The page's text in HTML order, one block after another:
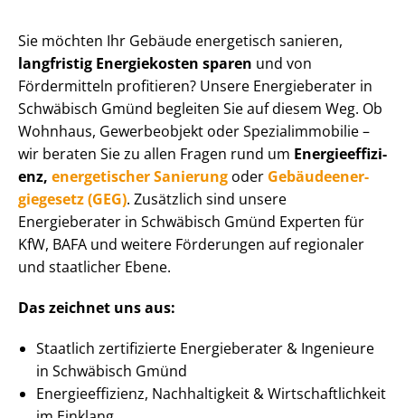
Sie möchten Ihr Gebäude energetisch sanieren,
langfristig Energiekosten sparen und von
Fördermitteln profitieren? Unsere Energieberater in
Schwäbisch Gmünd begleiten Sie auf diesem Weg. Ob
Wohnhaus, Gewerbeobjekt oder Spe­zi­al­im­mo­bi­lie –
wir beraten Sie zu allen Fragen rund um En­er­gie­ef­fi­zi­
enz, energetischer Sanierung oder Ge­bäu­de­en­er­
gie­ge­setz (GEG). Zusätzlich sind unsere
Energieberater in Schwäbisch Gmünd Experten für
KfW, BAFA und weitere Förderungen auf regionaler
und staatlicher Ebene.
Das zeichnet uns aus:
Staatlich zertifizierte Energieberater & Ingenieure
in Schwäbisch Gmünd
En­er­gie­ef­fi­zi­enz, Nachhaltigkeit & Wirt­schaft­lich­keit